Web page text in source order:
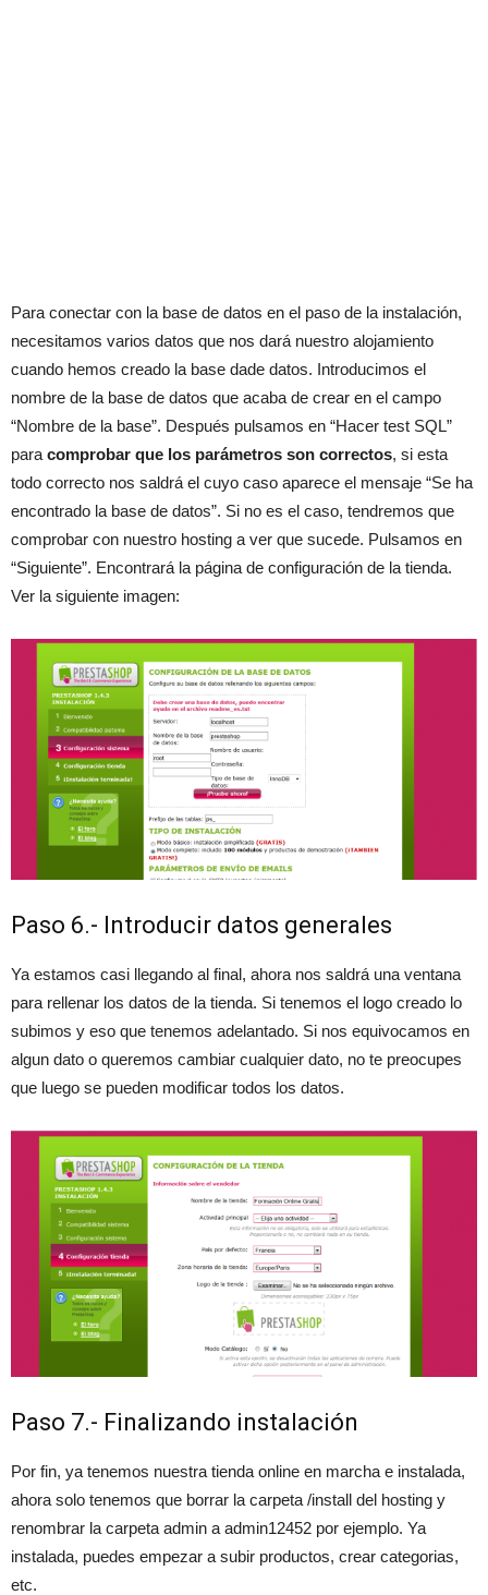
Para conectar con la base de datos en el paso de la instalación,
necesitamos varios datos que nos dará nuestro alojamiento
cuando hemos creado la base dade datos. Introducimos el
nombre de la base de datos que acaba de crear en el campo
“Nombre de la base”. Después pulsamos en “Hacer test SQL”
para comprobar que los parámetros son correctos, si esta
todo correcto nos saldrá el cuyo caso aparece el mensaje “Se ha
encontrado la base de datos”. Si no es el caso, tendremos que
comprobar con nuestro hosting a ver que sucede. Pulsamos en
“Siguiente”. Encontrará la página de configuración de la tienda.
Ver la siguiente imagen:
Paso 6.- Introducir datos generales
Ya estamos casi llegando al final, ahora nos saldrá una ventana
para rellenar los datos de la tienda. Si tenemos el logo creado lo
subimos y eso que tenemos adelantado. Si nos equivocamos en
algun dato o queremos cambiar cualquier dato, no te preocupes
que luego se pueden modificar todos los datos.
Paso 7.- Finalizando instalación
Por fin, ya tenemos nuestra tienda online en marcha e instalada,
ahora solo tenemos que borrar la carpeta /install del hosting y
renombrar la carpeta admin a admin12452 por ejemplo. Ya
instalada, puedes empezar a subir productos, crear categorias,
etc.